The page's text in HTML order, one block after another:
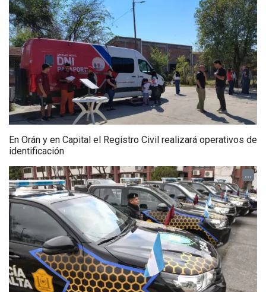
En Orán y en Capital el Registro Civil realizará operativos de
identificación
...